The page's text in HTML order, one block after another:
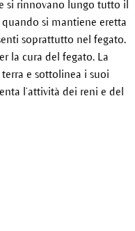
si rinnovano lungo tutto il
quando si mantiene eretta
soprattutto nel fegato.
la cura del fegato. La
e sottolinea i suoi
l’attività dei reni e del